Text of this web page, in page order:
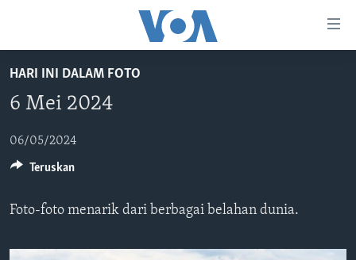
Akses
ke
Utama
Lanjut
Navigasi
Lanjut
DUNIA
VIDEO
POLYGRAPH
DAFTAR PROGRAM
HARI INI DALAM FOTO
6 Mei 2024
06/05/2024
Foto-foto menarik dari berbagai belahan dunia.
Teruskan